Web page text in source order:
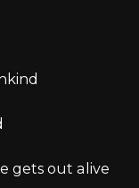
gets out alive